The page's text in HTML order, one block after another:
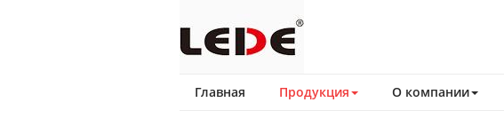
Главная Продукция О компании